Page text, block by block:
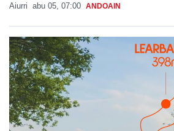
Aiurri abu 05, 07:00 ANDOAIN